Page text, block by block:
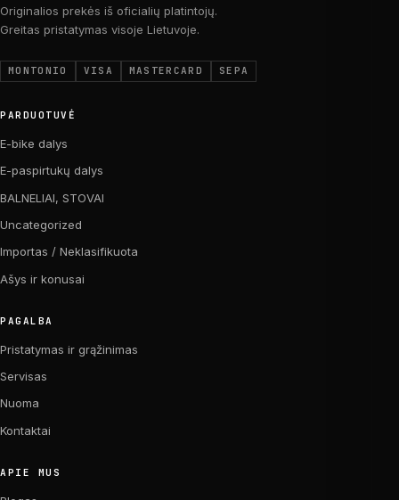
Originalios prekės iš oficialių platintojų.
Greitas pristatymas visoje Lietuvoje.
MONTONIO VISA MASTERCARD SEPA
PARDUOTUVĖ
E-bike dalys
E-paspirtukų dalys
BALNELIAI, STOVAI
Uncategorized
Importas / Neklasifikuota
Ašys ir konusai
PAGALBA
Pristatymas ir grąžinimas
Servisas
Nuoma
Kontaktai
APIE MUS